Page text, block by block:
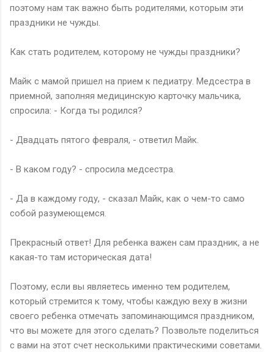
поэтому нам так важно быть родителями, которым эти
праздники не чужды.
Как стать родителем, которому не чужды праздники?
Майк с мамой пришел на прием к педиатру. Медсестра в
приемной, заполняя медицинскую карточку мальчика,
спросила: - Когда ты родился?
- Двадцать пятого февраля, - ответил Майк.
- В каком году? - спросила медсестра.
- Да в каждому году, - сказал Майк, как о чем-то само
собой разумеющемся.
Прекрасный ответ! Для ребенка важен сам праздник, а не
какая-то там историческая дата!
Поэтому, если вы являетесь именно тем родителем,
который стремится к тому, чтобы каждую веху в жизни
своего ребенка отмечать запоминающимся праздником,
что вы можете для этого сделать? Позвольте поделиться
с вами на этот счет несколькими практическими советами.